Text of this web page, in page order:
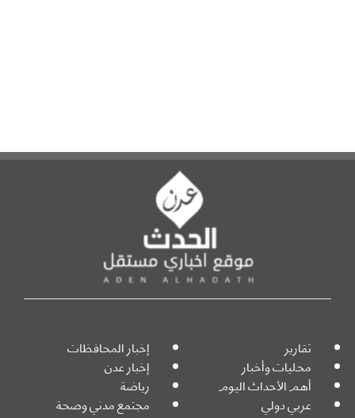
تقارير إخبار المحافظات
محليات وأخبار إخبار عدن
أهم الأحداث اليوم رياضة
عربي دولي مجتمع مدني وصحة